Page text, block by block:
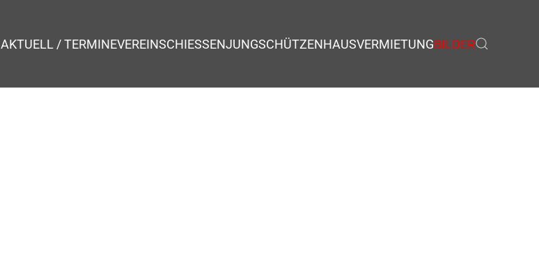
AKTUELL / TERMINEVEREINSCHIESSENJUNGSCHÜTZENHAUSVERMIETUNGBILDER